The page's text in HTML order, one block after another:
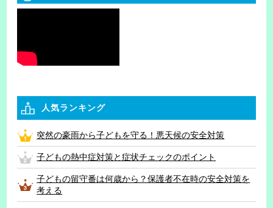
人気ランキング
突然の豪雨から子どもを守る！悪天候の安全対策
子どもの熱中症対策と症状チェックのポイント
子どもの留守番は何歳から？保護者不在時の安全対策を
考える